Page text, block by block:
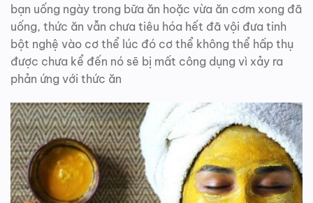
bạn uống ngày trong bữa ăn hoặc vừa ăn cơm xong đã
uống, thức ăn vẫn chưa tiêu hóa hết đã vội đưa tinh
bột nghệ vào cơ thể lúc đó cơ thể không thể hấp thụ
được chưa kể đến nó sẽ bị mất công dụng vì xảy ra
phản ứng với thức ăn